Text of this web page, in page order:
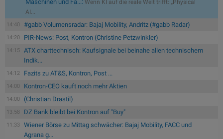
Maschinen und Fa...: Wenn KI auf die reale Welt trifft: „Physical
AI...
14:40 #gabb Volumensradar: Bajaj Mobility, Andritz (#gabb Radar)
14:20 PIR-News: Post, Kontron (Christine Petzwinkler)
14:15
ATX charttechnisch: Kaufsignale bei beinahe allen technischem
Indik...
14:12 Fazits zu AT&S, Kontron, Post ...
14:00 Kontron-CEO kauft noch mehr Aktien
14:00 (Christian Drastil)
13:58 DZ Bank bleibt bei Kontron auf "Buy"
11:33
Wiener Börse zu Mittag schwächer: Bajaj Mobility, FACC und
Agrana g...